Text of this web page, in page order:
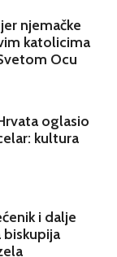
njemačke
katolicima
Ocu
oglasio
kultura
i dalje
biskupija